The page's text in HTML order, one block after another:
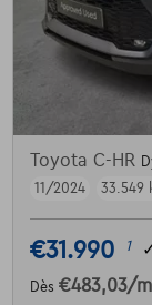
Toyota C-HR
11/2024
33.549
€31.990 1
Dès €483,03/